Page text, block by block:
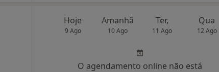
Hoje
9 Ago
Amanhã
10 Ago
Ter,
11 Ago
Qua
12 Ago
O agendamento online não está